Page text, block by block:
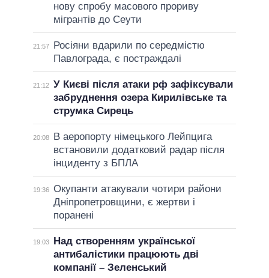
нову спробу масового прориву
мігрантів до Сеути
21:57
Росіяни вдарили по середмістю
Павлограда, є постраждалі
21:12 У Києві після атаки рф зафіксували
забруднення озера Кирилівське та
струмка Сирець
20:08
В аеропорту німецького Лейпцига
встановили додатковий радар після
інциденту з БПЛА
19:36 Окупанти атакували чотири райони
Дніпропетровщини, є жертви і
поранені
19:03
Над створенням української
антибалістики працюють дві
компанії – Зеленський